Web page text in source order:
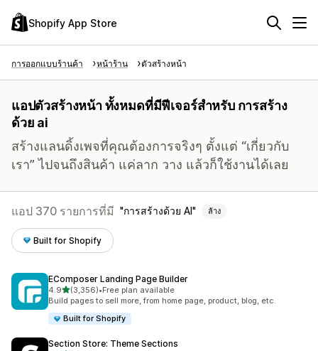
Shopify App Store
การออกแบบร้านค้า หน้าร้าน ตัวสร้างหน้า
แอปตัวสร้างหน้า ทั้งหมดที่มีฟีเจอร์สำหรับ การสร้าง
ด้วย ai
สร้างแลนดิ้งเพจที่คุณต้องการจริงๆ ตั้งแต่ “เกี่ยวกับ
เรา” ไปจนถึงสินค้า แค่ลาก วาง แล้วก็ใช้งานได้เลย
แอป 370 รายการที่มี การสร้างด้วย AI ล้าง
Built for Shopify
EComposer Landing Page Builder
4.9เต็ม 5 ดาว
(3,356)
ทั้งหมด 3356 รีวิว
•Free plan available
Build pages to sell more, from home page, product, blog, etc.
Built for Shopify
Section Store: Theme Sections